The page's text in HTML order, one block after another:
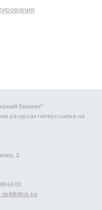
Бишкек"
ресурсах гиперссылка на
2.
62-03.